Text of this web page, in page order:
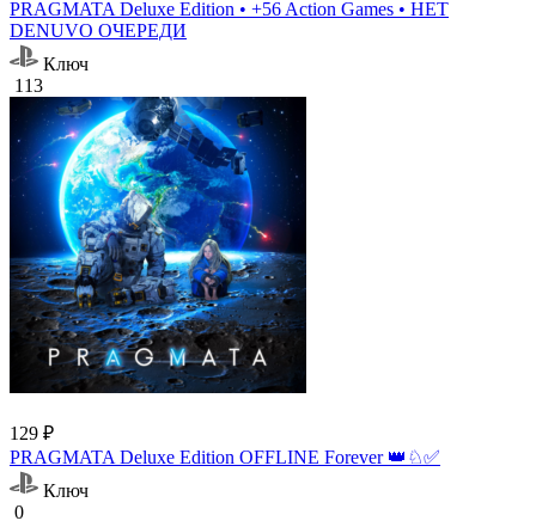
PRAGMATA Deluxe Edition • +56 Action Games • НЕТ
DENUVO ОЧЕРЕДИ
Ключ
113
129 ₽
PRAGMATA Deluxe Edition OFFLINE Forever 👑♘✅
Ключ
0